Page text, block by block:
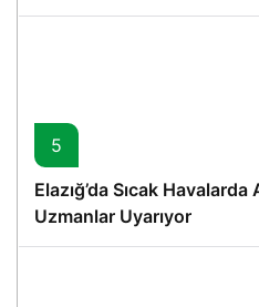
5
Elazığ’da Sıcak
Uzmanlar Uyarıyor